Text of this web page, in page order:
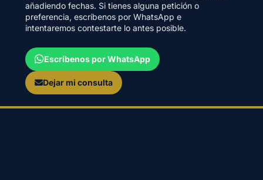
añadiendo fechas. Si tienes alguna petición o
preferencia, escríbenos por WhatsApp e
intentaremos contestarte lo antes posible.
Escríbenos por WhatsApp
Dejar mi consulta